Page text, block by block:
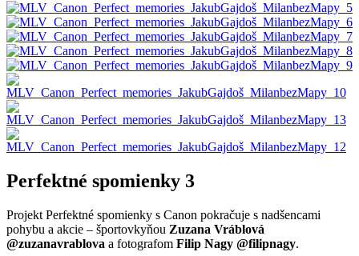
Perfektné spomienky 3
Projekt Perfektné spomienky s Canon pokračuje s nadšencami
pohybu a akcie – športovkyňou Zuzana Vráblová
@zuzanavrablova a fotografom Filip Nagy @filipnagy.